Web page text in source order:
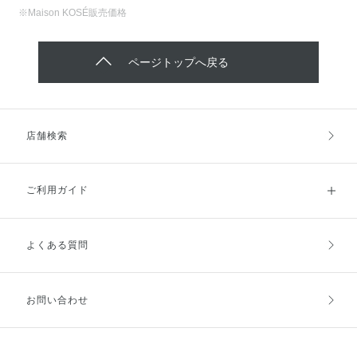
※Maison KOSÉ販売価格
ページトップへ戻る
店舗検索
ご利用ガイド
ご利用ガイドトップ
お支払方法
よくある質問
お問い合わせ